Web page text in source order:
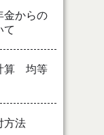
金からの
て
算 均等
方法